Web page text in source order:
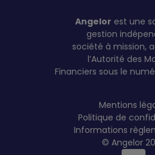
Angelor est une
gestion
société à mission,
l’Autorité des
Financiers sous le
Mentions
Politique de
Informations
© Angelor